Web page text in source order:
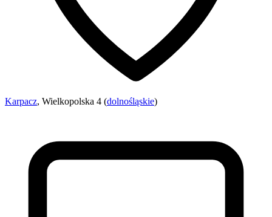
Karpacz, Wielkopolska 4 (dolnośląskie)